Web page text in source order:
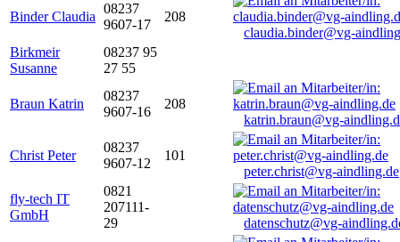
Binder Claudia
08237
9607-17
208
claudia.binder@vg-
Birkmeir
Susanne
08237 95
27 55
Braun Katrin
08237
9607-16
208
katrin.braun@vg-
Christ Peter
08237
9607-12
101
peter.christ@vg-aindling.de
fly-tech IT
GmbH
0821
207111-
29
datenschutz@vg-